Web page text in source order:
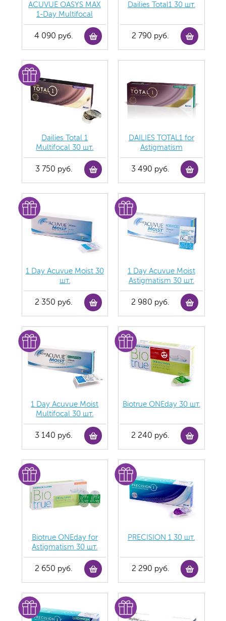
ACUVUE OASYS MAX
1-Day Multifocal
4 090 руб.
Dailies Total1 30 шт.
2 790 руб.
Dailies Total 1
Multifocal 30 шт.
3 750 руб.
DAILIES TOTAL1 for
Astigmatism
3 490 руб.
1 Day Acuvue Moist 30
шт.
2 350 руб.
1 Day Acuvue Moist
Аstigmatism 30 шт.
2 980 руб.
1 Day Acuvue Moist
Multifocal 30 шт.
3 140 руб.
Biotrue ONEday 30 шт.
2 240 руб.
Biotrue ONEday for
Astigmatism 30 шт.
2 650 руб.
PRECISION 1 30 шт.
2 290 руб.